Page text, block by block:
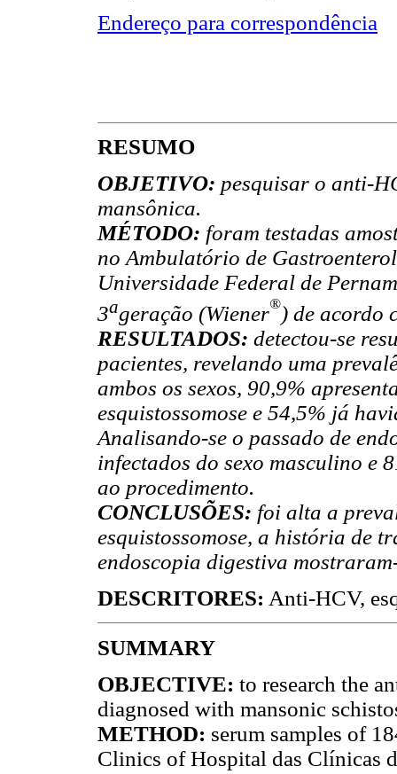
Endereço para correspondência
RESUMO
OBJETIVO: pesquisar o anti-
mansônica.
MÉTODO: foram testadas
no Ambulatório de
Universidade Federal de
3ageração (Wiener®) de acordo
RESULTADOS: detectou-se
pacientes, revelando uma
ambos os sexos, 90,9%
esquistossomose e 54,5% já
Analisando-se o passado de
infectados do sexo masculino e
ao procedimento.
CONCLUSÕES: foi alta a
esquistossomose, a história de
endoscopia digestiva
DESCRITORES: Anti-HCV,
SUMMARY
OBJECTIVE: to research the
diagnosed with mansonic
METHOD: serum samples of
Clinics of Hospital das Clínicas